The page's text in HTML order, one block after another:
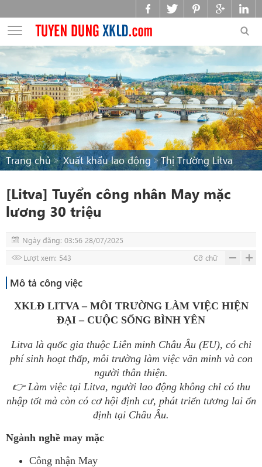
Trang chủ Xuất khẩu lao động Thị Trường Litva
[Litva] Tuyển công nhân May mặc
lương 30 triệu
Ngày đăng: 03:56 28/07/2025
Lượt xem: 543
Cỡ chữ
Mô tả công việc
XKLĐ LITVA – MÔI TRƯỜNG LÀM VIỆC HIỆN
ĐẠI – CUỘC SỐNG BÌNH YÊN
Litva là quốc gia thuộc Liên minh Châu Âu (EU), có chi
phí sinh hoạt thấp, môi trường làm việc văn minh và con
người thân thiện.
👉 Làm việc tại Litva, người lao động không chỉ có thu
nhập tốt mà còn có cơ hội định cư, phát triển tương lai ổn
định tại Châu Âu.
Ngành nghề may mặc
Công nhận May